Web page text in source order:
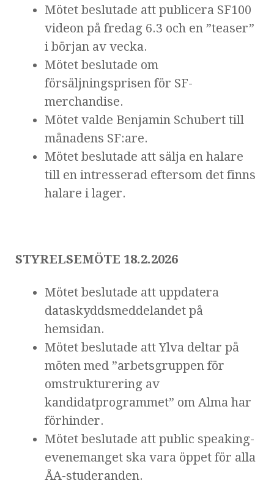
Mötet beslutade att publicera SF100
videon på fredag 6.3 och en ”teaser”
i början av vecka.
Mötet beslutade om
försäljningsprisen för SF-
merchandise.
Mötet valde Benjamin Schubert till
månadens SF:are.
Mötet beslutade att sälja en halare
till en intresserad eftersom det finns
halare i lager.
STYRELSEMÖTE 18.2.2026
Mötet beslutade att uppdatera
dataskyddsmeddelandet på
hemsidan.
Mötet beslutade att Ylva deltar på
möten med ”arbetsgruppen för
omstrukturering av
kandidatprogrammet” om Alma har
förhinder.
Mötet beslutade att public speaking-
evenemanget ska vara öppet för alla
ÅA-studeranden.